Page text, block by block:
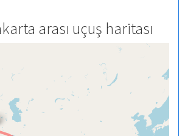
arası uçuş haritası